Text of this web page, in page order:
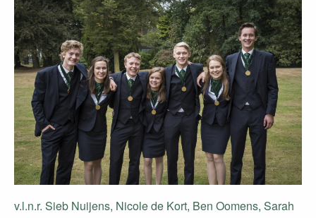
v.l.n.r. Sieb Nuijens, Nicole de Kort, Ben Oomens, Sarah